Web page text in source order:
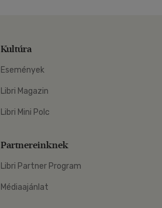
Kultúra
Események
Libri Magazin
Libri Mini Polc
Partnereinknek
Libri Partner Program
Médiaajánlat